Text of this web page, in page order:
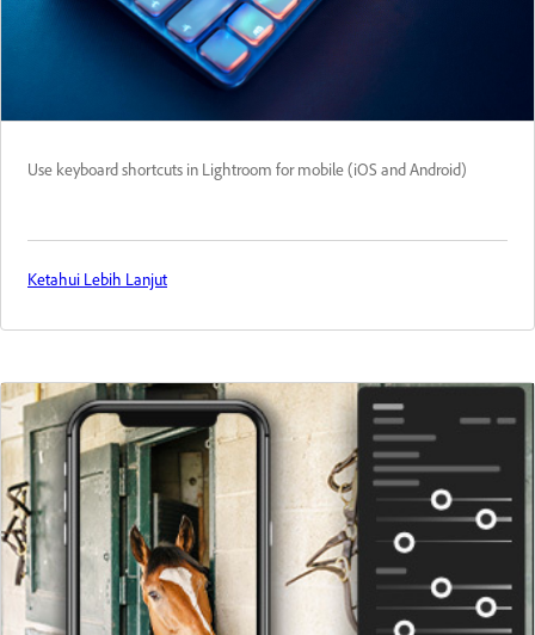
Use keyboard shortcuts in Lightroom for mobile (iOS and Android)
Ketahui Lebih Lanjut